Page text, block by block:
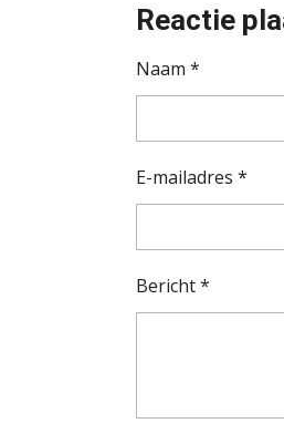
Reactie
Naam *
E-mailadres *
Bericht *